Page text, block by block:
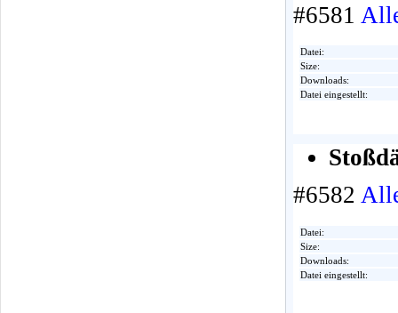
#6581
Datei:
Size:
Downloads:
Datei eingestellt:
#6582
Datei:
Size:
Downloads:
Datei eingestellt: